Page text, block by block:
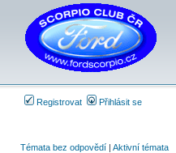
Registrovat Přihlásit se
Témata bez odpovědí | Aktivní témata